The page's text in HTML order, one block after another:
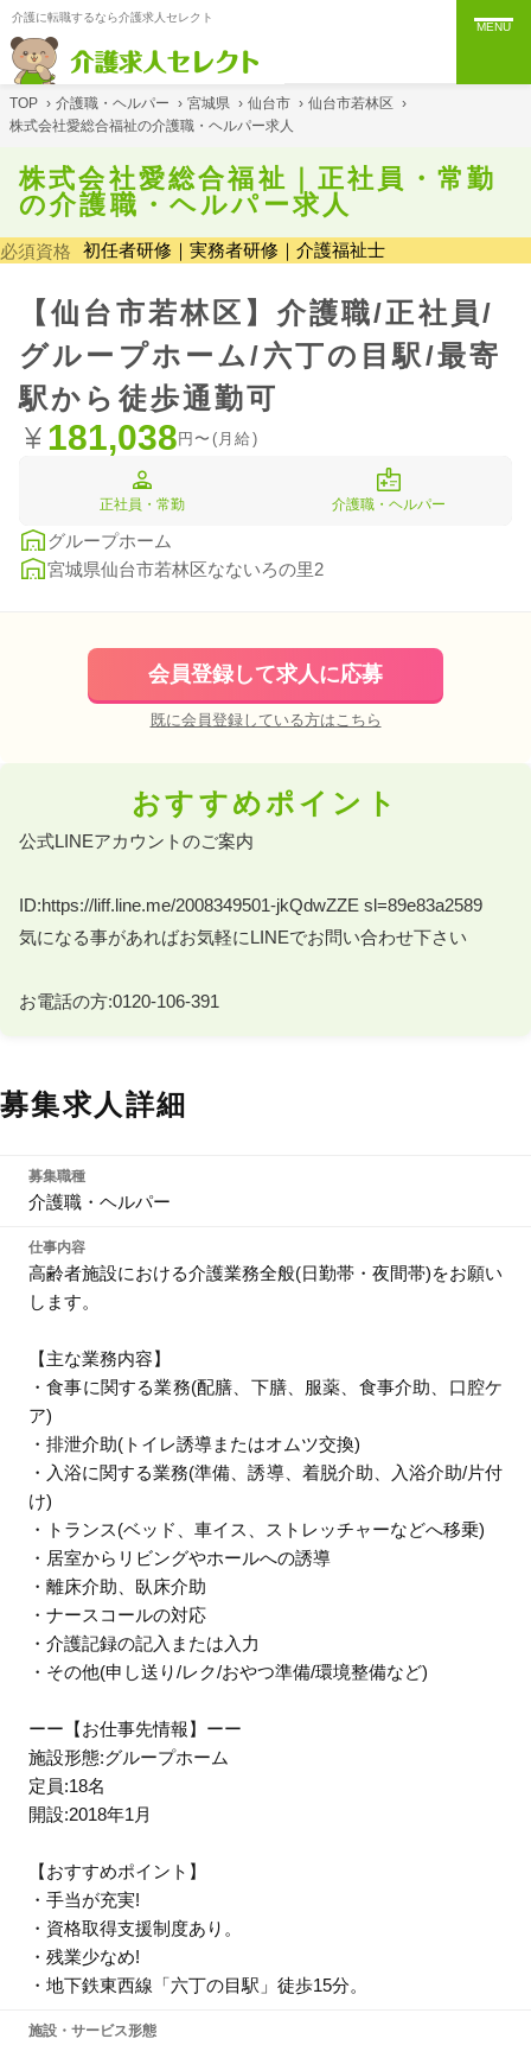
介護に転職するなら介護求人セレクト
MENU
TOP › 介護職・ヘルパー › 宮城県 › 仙台市 › 仙台市若林区 ›
株式会社愛総合福祉の介護職・ヘルパー求人
株式会社愛総合福祉｜正社員・常勤
の介護職・ヘルパー求人
必須資格 初任者研修｜実務者研修｜介護福祉士
【仙台市若林区】介護職/正社員/
グループホーム/六丁の目駅/最寄
駅から徒歩通勤可
181,038円〜(月給)
正社員・常勤 介護職・ヘルパー
グループホーム
宮城県仙台市若林区なないろの里2
会員登録して求人に応募
既に会員登録している方はこちら
おすすめポイント
公式LINEアカウントのご案内
ID:https://liff.line.me/2008349501-jkQdwZZE sl=89e83a2589
気になる事があればお気軽にLINEでお問い合わせ下さい
お電話の方:0120-106-391
募集求人詳細
募集職種
介護職・ヘルパー
仕事内容
高齢者施設における介護業務全般(日勤帯・夜間帯)をお願い
します。
【主な業務内容】
・食事に関する業務(配膳、下膳、服薬、食事介助、口腔ケ
ア)
・排泄介助(トイレ誘導またはオムツ交換)
・入浴に関する業務(準備、誘導、着脱介助、入浴介助/片付
け)
・トランス(ベッド、車イス、ストレッチャーなどへ移乗)
・居室からリビングやホールへの誘導
・離床介助、臥床介助
・ナースコールの対応
・介護記録の記入または入力
・その他(申し送り/レク/おやつ準備/環境整備など)
ーー【お仕事先情報】ーー
施設形態:グループホーム
定員:18名
開設:2018年1月
【おすすめポイント】
・手当が充実!
・資格取得支援制度あり。
・残業少なめ!
・地下鉄東西線「六丁の目駅」徒歩15分。
施設・サービス形態